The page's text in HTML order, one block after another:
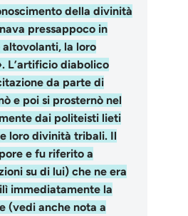
della divinità
pressappoco in
altovolanti, la loro
L’artificio diabolico
da parte di
e poi si prosternò nel
dai politeisti lieti
loro divinità tribali. Il
e fu riferito a
su di lui) che ne era
immediatamente la
(vedi anche nota a